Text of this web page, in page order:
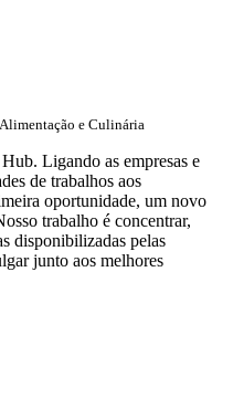
e Culinária
Ligando as empresas e
de trabalhos aos
oportunidade, um novo
trabalho é concentrar,
disponibilizadas pelas
junto aos melhores